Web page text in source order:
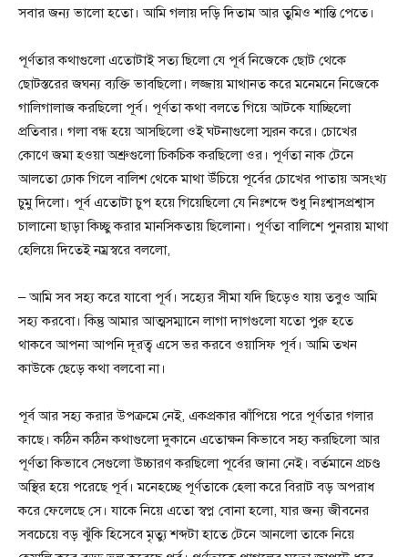
সবার জন্য ভালো হতো। আমি গলায় দড়ি দিতাম আর তুমিও শান্তি পেতে।
পূর্ণতার কথাগুলো এতোটাই সত্য ছিলো যে পূর্ব নিজেকে ছোট থেকে
ছোটস্তরের জঘন্য ব্যক্তি ভাবছিলো। লজ্জায় মাথানত করে মনেমনে নিজেকে
গালিগালাজ করছিলো পূর্ব। পূর্ণতা কথা বলতে গিয়ে আটকে যাচ্ছিলো
প্রতিবার। গলা বন্ধ হয়ে আসছিলো ওই ঘটনাগুলো স্মরন করে। চোখের
কোণে জমা হওয়া অশ্রুগুলো চিকচিক করছিলো ওর। পূর্ণতা নাক টেনে
আলতো ঢোক গিলে বালিশ থেকে মাথা উঁচিয়ে পূর্বের চোখের পাতায় অসংখ্য
চুমু দিলো। পূর্ব এতোটা চুপ হয়ে গিয়েছিলো যে নিঃশব্দে শুধু নিঃশ্বাসপ্রশ্বাস
চালানো ছাড়া কিচ্ছু করার মানসিকতায় ছিলোনা। পূর্ণতা বালিশে পুনরায় মাথা
হেলিয়ে দিতেই নম্রস্বরে বললো,
– আমি সব সহ্য করে যাবো পূর্ব। সহ্যের সীমা যদি ছিড়েও যায় তবুও আমি
সহ্য করবো। কিন্তু আমার আত্মসম্মানে লাগা দাগগুলো যতো পুরু হতে
থাকবে আপনা আপনি দূরত্ব এসে ভর করবে ওয়াসিফ পূর্ব। আমি তখন
কাউকে ছেড়ে কথা বলবো না।
পূর্ব আর সহ্য করার উপক্রমে নেই, একপ্রকার ঝাঁপিয়ে পরে পূর্ণতার গলার
কাছে। কঠিন কঠিন কথাগুলো দুকানে এতোক্ষন কিভাবে সহ্য করছিলো আর
পূর্ণতা কিভাবে সেগুলো উচ্চারণ করছিলো পূর্বের জানা নেই। বর্তমানে প্রচণ্ড
অস্থির হয়ে পরেছে পূর্ব। মনেহচ্ছে পূর্ণতাকে হেলা করে বিরাট বড় অপরাধ
করে ফেলেছে সে। যাকে নিয়ে এতো স্বপ্ন বোনা হলো, যার জন্য জীবনের
সবচেয়ে বড় ঝুঁকি হিসেবে মৃত্যু শব্দটা হাতে টেনে আনলো তাকে নিয়ে